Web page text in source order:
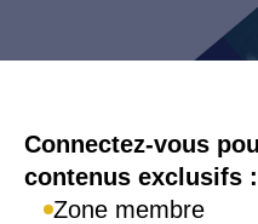
Connexion
Connectez-vous
contenus exclusifs :
Zone membre